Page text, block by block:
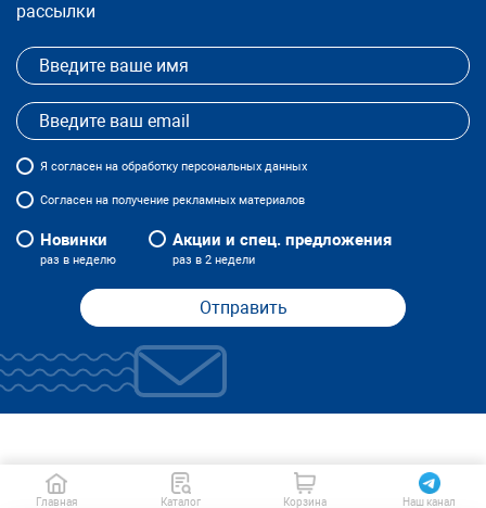
рассылки
Я согласен на обработку персональных данных
Согласен на получение рекламных материалов
Новинки
раз в неделю
Акции и спец. предложения
раз в 2 недели
Отправить
Главная Каталог Корзина Наш канал